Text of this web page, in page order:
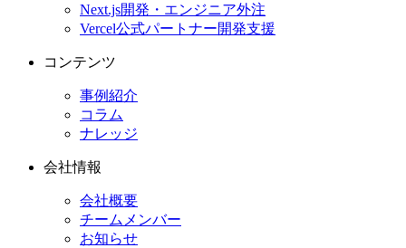
Next.js開発・エンジニア外注
Vercel公式パートナー開発支援
コンテンツ
事例紹介
コラム
ナレッジ
会社情報
会社概要
チームメンバー
お知らせ